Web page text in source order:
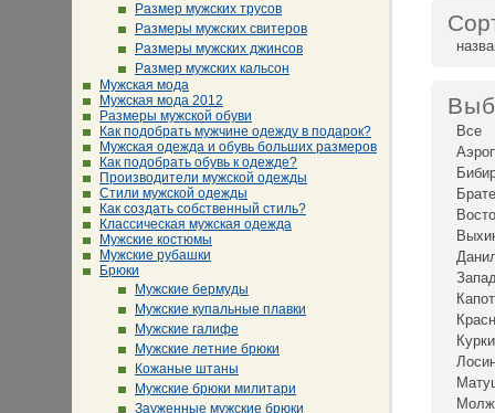
Размер мужских трусов
Размеры мужских свитеров
Размеры мужских джинсов
Размер мужских кальсон
Мужская мода
Мужская мода 2012
Размеры мужской обуви
Как подобрать мужчине одежду в подарок?
Мужская одежда и обувь больших размеров
Как подобрать обувь к одежде?
Производители мужской одежды
Стили мужской одежды
Как создать собственный стиль?
Классическая мужская одежда
Мужские костюмы
Мужские рубашки
Брюки
Мужские бермуды
Мужские купальные плавки
Мужские галифе
Мужские летние брюки
Кожаные штаны
Мужские брюки милитари
Зауженные мужские брюки
Все